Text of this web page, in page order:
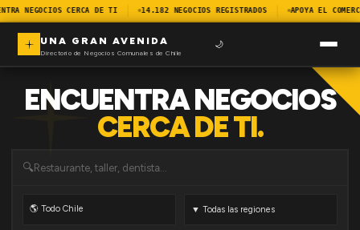
NEGOCIOS CERCA DE TI 14.182 NEGOCIOS REGISTRADOS APOYA EL
UNA GRAN AVENIDA
Directorio de Negocios Comunales de Chile
🌙
ENCUENTRA NEGOCIOS
CERCA DE TI.
🔍